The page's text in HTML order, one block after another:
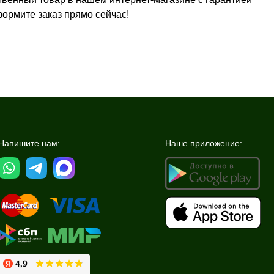
заказ прямо сейчас!
нам: Наше приложение: